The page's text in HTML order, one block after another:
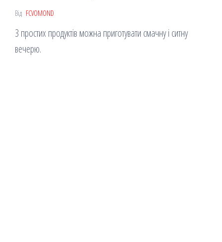
Від FCVOMOND
З простих продуктів можна приготувати смачну і ситну
вечерю.